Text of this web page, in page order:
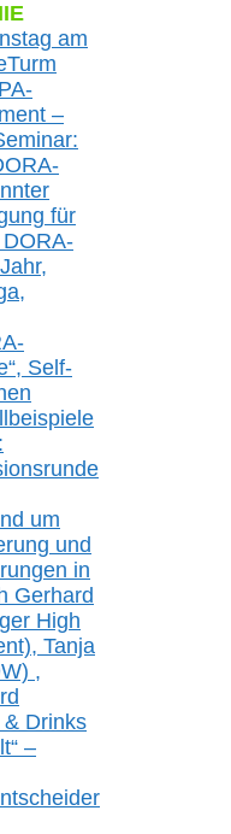
am
PA-
–
für
DORA-
Self-
um
und
in
Gerhard
High
Tanja
,
Drinks
–